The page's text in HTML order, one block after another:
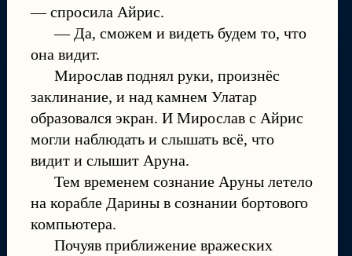
— спросила Айрис.
— Да, сможем и видеть будем то, что
она видит.
Мирослав поднял руки, произнёс
заклинание, и над камнем Улатар
образовался экран. И Мирослав с Айрис
могли наблюдать и слышать всё, что
видит и слышит Аруна.
Тем временем сознание Аруны летело
на корабле Дарины в сознании бортового
компьютера.
Почуяв приближение вражеских